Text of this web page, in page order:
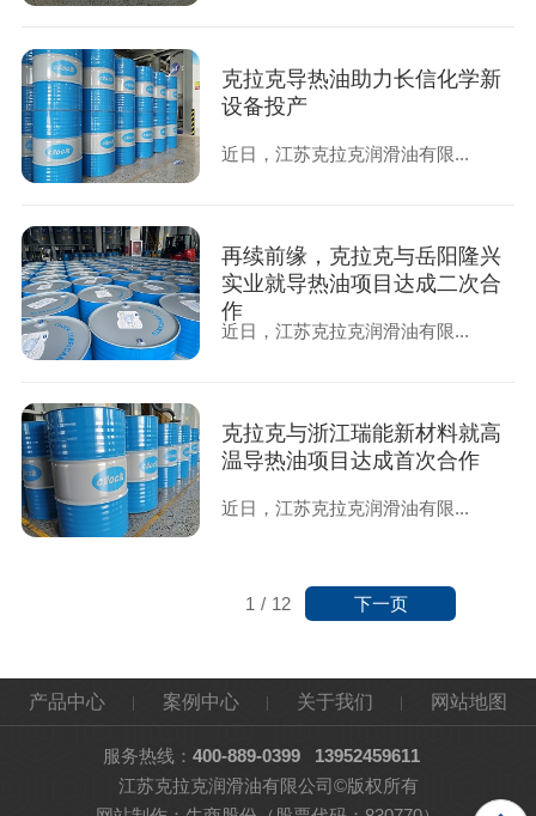
克拉克导热油助力长信化学新
设备投产
近日，江苏克拉克润滑油有限...
再续前缘，克拉克与岳阳隆兴
实业就导热油项目达成二次合
作
近日，江苏克拉克润滑油有限...
克拉克与浙江瑞能新材料就高
温导热油项目达成首次合作
近日，江苏克拉克润滑油有限...
1 / 12 下一页
产品中心 案例中心 关于我们 网站地图
服务热线： 400-889-0399
13952459611
江苏克拉克润滑油有限公司©版权所有